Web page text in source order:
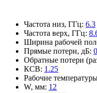
Частота низ, ГГц: 6.3
Частота верх, ГГц:
Ширина рабочей
Прямые потери, дБ:
Обратные потери
КСВ: 1.25
Рабочие
W, мм: 12